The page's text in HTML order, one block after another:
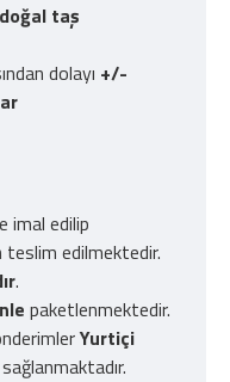
doğal taş
dolayı +/-
imal edilip
edilmektedir.
.
paketlenmektedir.
Yurtiçi